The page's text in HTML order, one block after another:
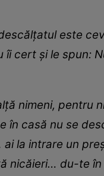
este
cert și le spun:
nimeni, pentru
în casă nu se
la intrare un
nicăieri… du-te